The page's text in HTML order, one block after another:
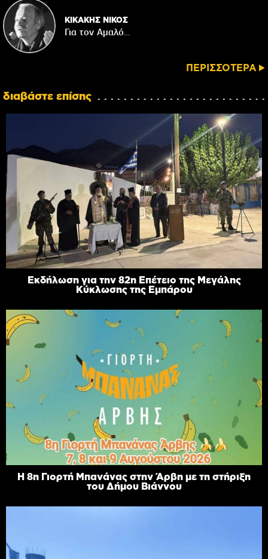
ΚΙΚΑΚΗΣ ΝΙΚΟΣ
Για τον Αμαλό…
ΠΕΡΙΣΣΟΤΕΡΑ
διαβάστε επίσης
Εκδήλωση για την 82η Επέτειο της Μεγάλης
Κύκλωσης της Εμπάρου
Η 8η Γιορτή Μπανάνας στην Άρβη με τη στήριξη
του Δήμου Βιάννου